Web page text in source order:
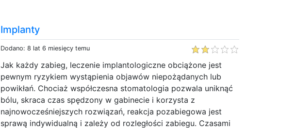
Implanty
Dodano: 8 lat 6 miesięcy temu
Jak każdy zabieg, leczenie implantologiczne obciążone jest
pewnym ryzykiem wystąpienia objawów niepożądanych lub
powikłań. Chociaż współczesna stomatologia pozwala uniknąć
bólu, skraca czas spędzony w gabinecie i korzysta z
najnowocześniejszych rozwiązań, reakcja pozabiegowa jest
sprawą indywidualną i zależy od rozległości zabiegu. Czasami